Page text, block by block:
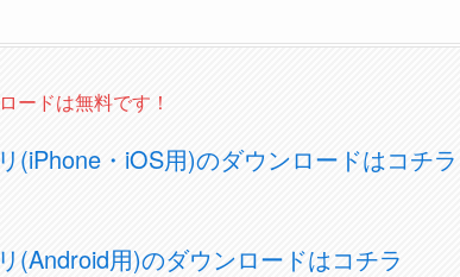
ードは無料です！
(iPhone・iOS用)のダウンロードはコチラ
(Android用)のダウンロードはコチラ